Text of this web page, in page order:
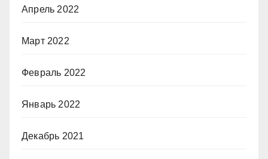
Апрель 2022
Март 2022
Февраль 2022
Январь 2022
Декабрь 2021